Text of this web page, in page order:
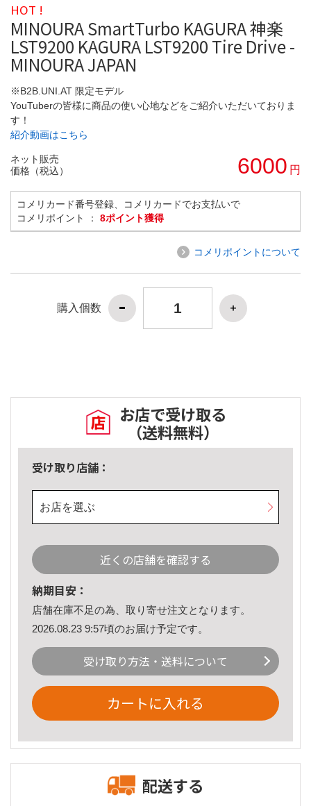
HOT !
MINOURA SmartTurbo KAGURA 神楽
LST9200 KAGURA LST9200 Tire Drive -
MINOURA JAPAN
※B2B.UNI.AT 限定モデル
YouTuberの皆様に商品の使い心地などをご紹介いただいておりま
す！
紹介動画はこちら
ネット販売
価格（税込）
6000 円
コメリカード番号登録、コメリカードでお支払いで
コメリポイント ： 8ポイント獲得
コメリポイントについて
購入個数
お店で受け取る
（送料無料）
受け取り店舗：
お店を選ぶ
近くの店舗を確認する
納期目安：
店舗在庫不足の為、取り寄せ注文となります。
2026.08.23 9:57頃のお届け予定です。
受け取り方法・送料について
カートに入れる
配送する